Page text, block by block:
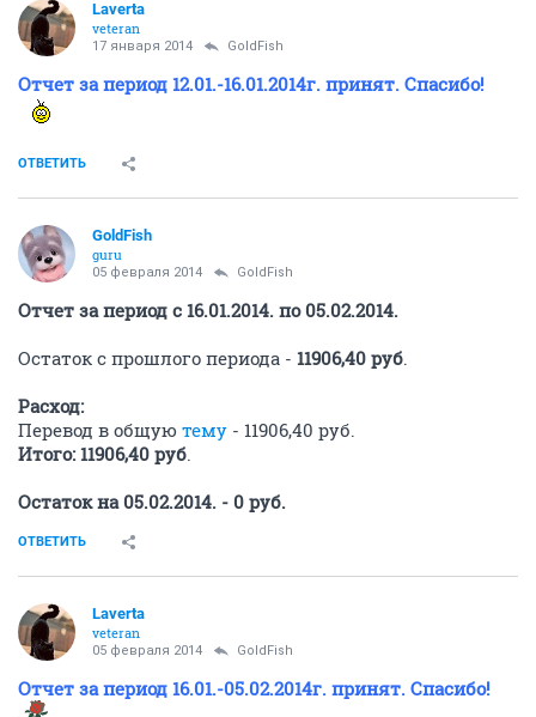
Laverta
veteran
17 января 2014 GoldFish
Отчет за период 12.01.-16.01.2014г. принят. Спасибо!
ОТВЕТИТЬ
GoldFish
guru
05 февраля 2014 GoldFish
Отчет за период с 16.01.2014. по 05.02.2014.
Остаток с прошлого периода - 11906,40 руб.
Расход:
Перевод в общую тему - 11906,40 руб.
Итого: 11906,40 руб.
Остаток на 05.02.2014. - 0 руб.
ОТВЕТИТЬ
Laverta
veteran
05 февраля 2014 GoldFish
Отчет за период 16.01.-05.02.2014г. принят. Спасибо!